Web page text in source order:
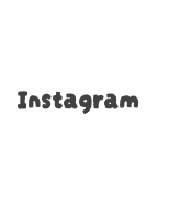
Instagram